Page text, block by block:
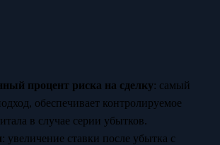
процент риска на сделку: самый
обеспечивает контролируемое
в случае серии убытков.
: увеличение ставки после убытка с